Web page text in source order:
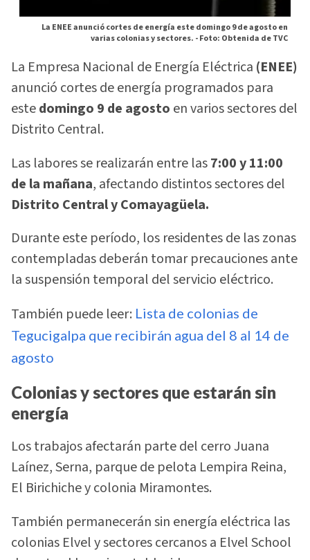
La ENEE anunció cortes de energía este domingo 9 de agosto en
varias colonias y sectores. -Foto: Obtenida de TVC
La Empresa Nacional de Energía Eléctrica (ENEE)
anunció cortes de energía programados para
estedomingo 9 de agosto en varios sectores del
Distrito Central.
Las labores se realizarán entre las7:00 y 11:00
de la mañana, afectando distintos sectores del
Distrito Central y Comayagüela.
Durante este período, los residentes de las zonas
contempladas deberán tomar precauciones ante
la suspensión temporal del servicio eléctrico.
También puede leer: Lista de colonias de
Tegucigalpa que recibirán agua del 8 al 14 de
agosto
Colonias y sectores que estarán sin
energía
Los trabajos afectarán parte del cerro Juana
Laínez, Serna, parque de pelota Lempira Reina,
El Birichiche y colonia Miramontes.
También permanecerán sin energía eléctrica las
colonias Elvel y sectores cercanos a Elvel School